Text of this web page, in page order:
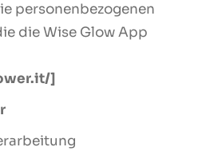
personenbezogenen
die Wise Glow App
]